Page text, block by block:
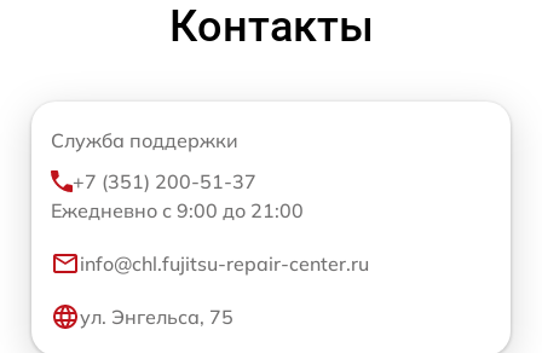
Контакты
Служба поддержки
+7 (351) 200-51-37
Ежедневно с 9:00 до 21:00
info@chl.fujitsu-repair-center.ru
ул. Энгельса, 75